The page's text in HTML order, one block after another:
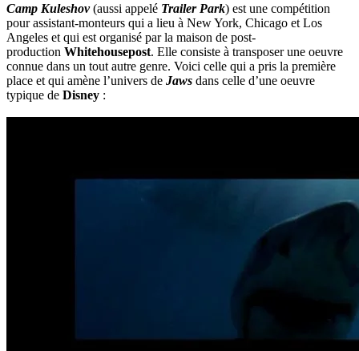
Camp Kuleshov(aussi appelé Trailer Park) est une compétition
pour assistant-monteurs qui a lieu à New York, Chicago et Los
Angeles et qui est organisé par la maison de post-
production Whitehousepost. Elle consiste à transposer une oeuvre
connue dans un tout autre genre. Voici celle qui a pris la première
place et qui amène l’univers de Jaws dans celle d’une oeuvre
typique de Disney :